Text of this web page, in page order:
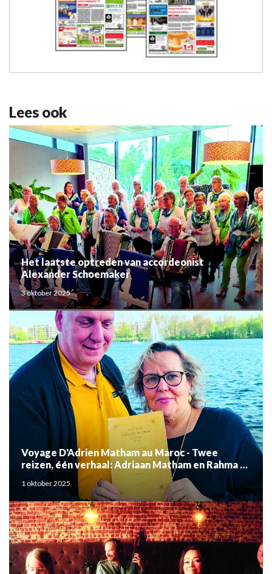
Lees ook
Het laatste optreden van accordeonist
Alexander Schoemaker
3 oktober 2025
Voyage D'Adrien Matham au Maroc - Twee
reizen, één verhaal: Adriaan Matham en Rahma el
Mouden
1 oktober 2025